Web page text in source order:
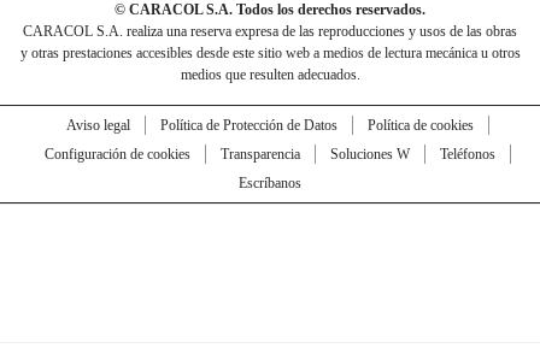
© CARACOL S.A. Todos los derechos reservados.
CARACOL S.A. realiza una reserva expresa de las reproducciones y usos de las obras
y otras prestaciones accesibles desde este sitio web a medios de lectura mecánica u otros
medios que resulten adecuados.
Aviso legal Política de Protección de Datos
Política de cookies
Configuración de cookies
Transparencia Soluciones W
Teléfonos
Escríbanos